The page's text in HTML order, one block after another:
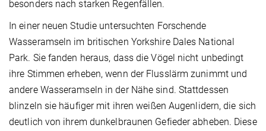
besonders nach starken Regenfällen.
In einer neuen Studie untersuchten Forschende
Wasseramseln im britischen Yorkshire Dales National
Park. Sie fanden heraus, dass die Vögel nicht unbedingt
ihre Stimmen erheben, wenn der Flusslärm zunimmt und
andere Wasseramseln in der Nähe sind. Stattdessen
blinzeln sie häufiger mit ihren weißen Augenlidern, die sich
deutlich von ihrem dunkelbraunen Gefieder abheben. Diese